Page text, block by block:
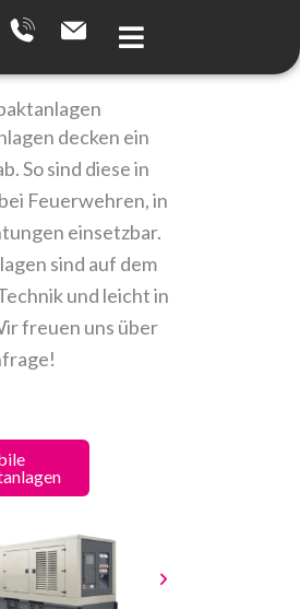
decken ein
So sind diese in
Feuerwehren, in
einsetzbar.
sind auf dem
und leicht in
freuen uns über